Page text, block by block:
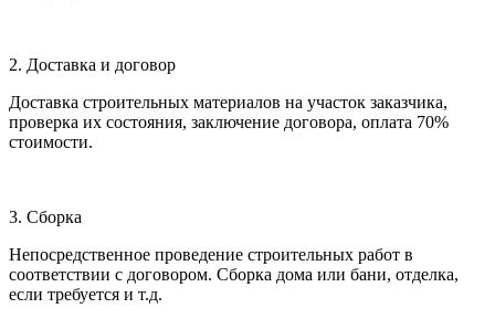
2. Доставка и договор
Доставка строительных материалов на участок заказчика,
проверка их состояния, заключение договора, оплата 70%
стоимости.
3. Сборка
Непосредственное проведение строительных работ в
соответствии с договором. Сборка дома или бани, отделка,
если требуется и т.д.